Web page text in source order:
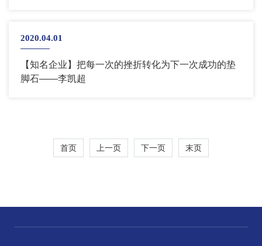
2020.04.01
【知名企业】把每一次的挫折转化为下一次成功的垫
脚石——李凯超
首页 上一页 下一页 末页